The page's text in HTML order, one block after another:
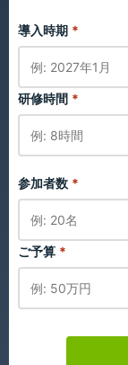
導入時期 *
研修時間 *
参加者数 *
ご予算 *